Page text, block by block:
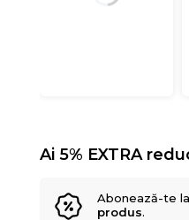
Ai 5% EXTRA
Abonează-te
produs.